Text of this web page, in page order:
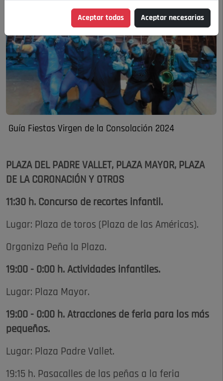
Guía Fiestas Virgen de la Consolación 2024
PLAZA DEL PADRE VALLET, PLAZA MAYOR, PLAZA
DE LA CORONACIÓN Y OTROS
11:30 h. Concurso de recortes infantil.
Lugar: Plaza de toros (Plaza de las Américas).
Organiza Peña la Plaza.
19:00 - 0:00 h. Actividades infantiles.
Lugar: Plaza Mayor.
19:00 - 0:00 h. Atracciones de feria para los más
pequeños.
Lugar: Plaza Padre Vallet.
19:15 h. Pasacalles de las peñas a la feria
Aceptar todas Aceptar necesarias